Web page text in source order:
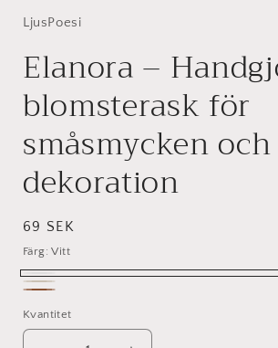
LjusPoesi
Elanora –
blomsterask för
småsmycken och
dekoration
Ordinarie
pris
69 SEK
Färg:Vitt
Vitt
mjuk
beige
Kvantitet
Kvantitet